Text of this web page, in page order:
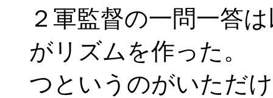
２軍監督の一問一答
がリズムを作った。
つというのがいただ